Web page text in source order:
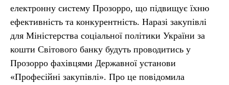
електронну систему Прозорро, що підвищує їхню
ефективність та конкурентність. Наразі закупівлі
для Міністерства соціальної політики України за
кошти Світового банку будуть проводитись у
Прозорро фахівцями Державної установи
«Професійні закупівлі». Про це повідомила